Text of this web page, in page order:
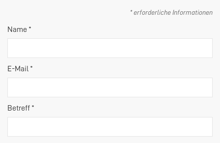
* erforderliche Informationen
Name *
E-Mail *
Betreff *